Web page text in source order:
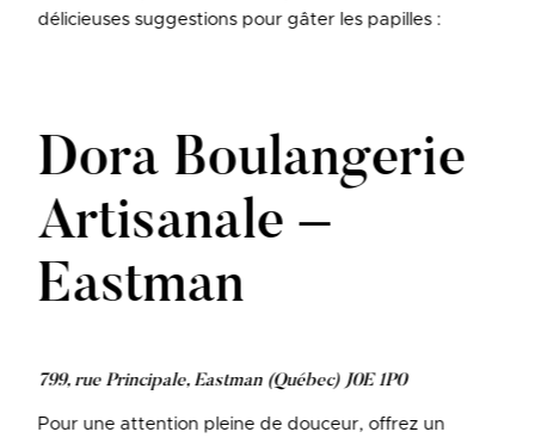
délicieuses suggestions pour gâter les papilles :
Dora Boulangerie
Artisanale –
Eastman
799, rue Principale, Eastman (Québec) J0E 1P0
Pour une attention pleine de douceur, offrez un